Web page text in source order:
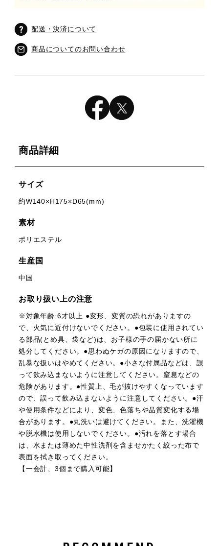
配送・決済について
商品についてのお問い合わせ
商品詳細
サイズ
約W140×H175×D65(mm)
素材
ポリエステル
生産国
中国
お取り扱い上の注意
※対象年齢:6才以上 ●変形、変質の恐れがありますの
で、火気に近付けないでください。●包装に使用されてい
る部品(とめ具、袋など)は、お子様の手の届かない所に
処分してください。●思わぬケガの原因になりますので、
乱暴な扱いはやめてください。●小さな付属品などは、誤
って飲み込まないように注意してください。窒息などの
危険があります。●性質上、毛が抜けやすくなっています
ので、誤って飲み込まないように注意してください。●汗
や使用条件などにより、変色、色落ちや品質変化する場
合があります。●丸洗いは避けてください。また、洗濯機
や脱水機は使用しないでください。●汚れを落とす場合
は、水または薄めた中性洗剤を含ませかたく絞った布で
表面を拭き取ってください。
【一会計、3個まで購入可能】